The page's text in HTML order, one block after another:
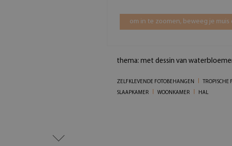
om in te zoomen, beweeg je muis
thema: met dessin van
ZELFKLEVENDE FOTOBEHANGEN
SLAAPKAMER
WOONKAMER HAL